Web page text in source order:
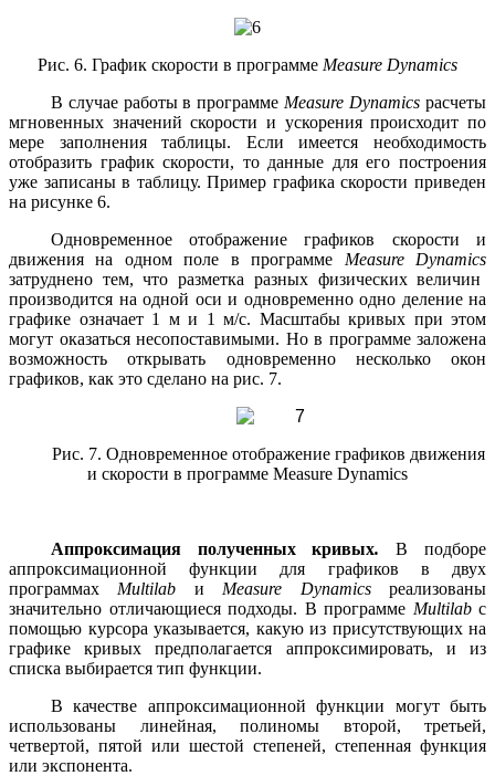
Рис. 6. График скорости в программе Measure Dynamics
В случае работы в программе Measure Dynamics расчеты
мгновенных значений скорости и ускорения происходит по
мере заполнения таблицы. Если имеется необходимость
отобразить график скорости, то данные для его построения
уже записаны в таблицу. Пример графика скорости приведен
на рисунке 6.
Одновременное отображение графиков скорости и
движения на одном поле в программе Measure
Dynamics
затруднено тем, что разметка разных физических величин
производится на одной оси и одновременно одно деление на
графике означает 1 м и 1 м/с. Масштабы кривых при этом
могут оказаться несопоставимыми. Но в программе заложена
возможность открывать одновременно несколько окон
графиков, как это сделано на рис. 7.
Рис. 7. Одновременное отображение графиков движения
и скорости в программе Measure Dynamics
Аппроксимация полученных кривых. В подборе
аппроксимационной функции для графиков в двух
программах Multilab и Measure Dynamicsреализованы
значительно отличающиеся подходы. В программе Multilabс
помощью курсора указывается, какую из присутствующих на
графике кривых предполагается аппроксимировать, и из
списка выбирается тип функции.
В качестве аппроксимационной функции могут быть
использованы линейная, полиномы второй, третьей,
четвертой, пятой или шестой степеней, степенная функция
или экспонента.